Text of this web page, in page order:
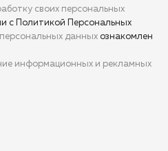
своих персональных
с Политикой Персональных
данных ознакомлен
информационных и рекламных